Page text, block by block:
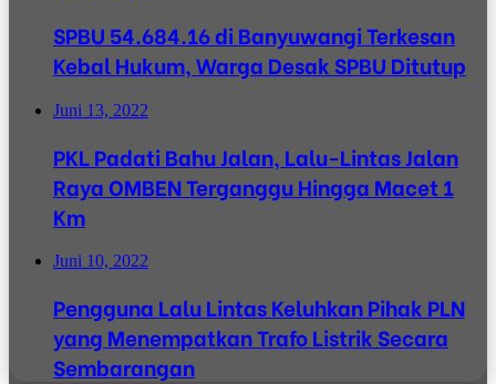
SPBU 54.684.16 di Banyuwangi Terkesan
Kebal Hukum, Warga Desak SPBU Ditutup
Juni 13, 2022
PKL Padati Bahu Jalan, Lalu-Lintas Jalan
Raya OMBEN Terganggu Hingga Macet 1
Km
Juni 10, 2022
Pengguna Lalu Lintas Keluhkan Pihak PLN
yang Menempatkan Trafo Listrik Secara
Sembarangan